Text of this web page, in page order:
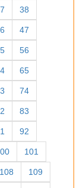
10 11
20
29
38
46